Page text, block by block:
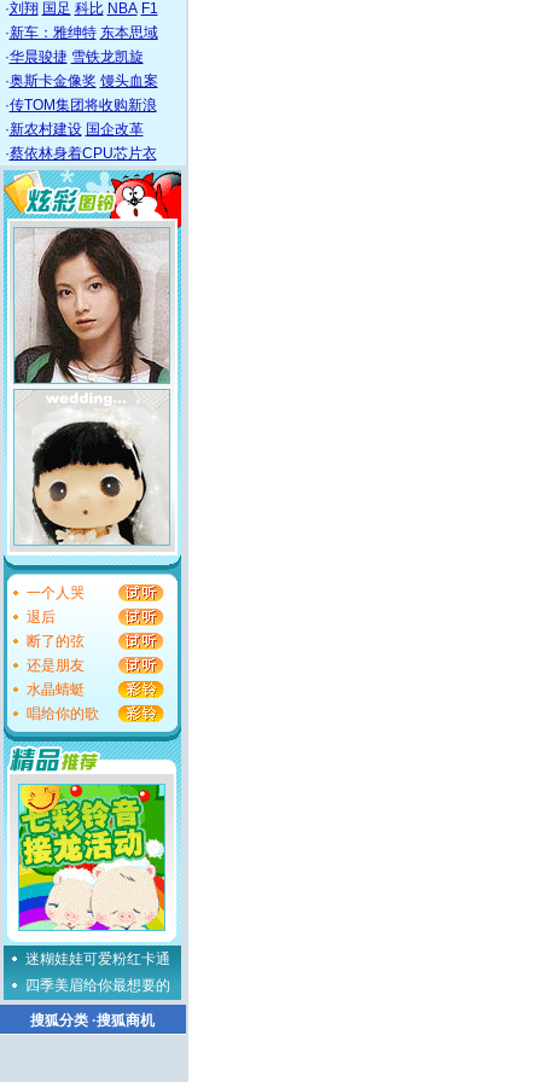
·刘翔 国足 科比 NBA F1
·新车：雅绅特 东本思域
·华晨骏捷 雪铁龙凯旋
·奥斯卡金像奖 馒头血案
·传TOM集团将收购新浪
·新农村建设 国企改革
·蔡依林身着CPU芯片衣
一个人哭
退后
断了的弦
还是朋友
水晶蜻蜓
唱给你的歌
迷糊娃娃可爱粉红卡通
四季美眉给你最想要的
搜狐分类·搜狐商机